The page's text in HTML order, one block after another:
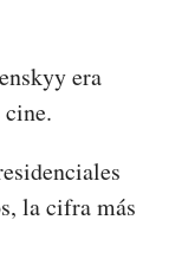
era
la cifra más